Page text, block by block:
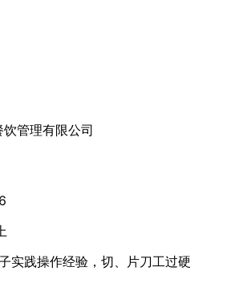
管理有限公司
实践操作经验，切、片刀工过硬